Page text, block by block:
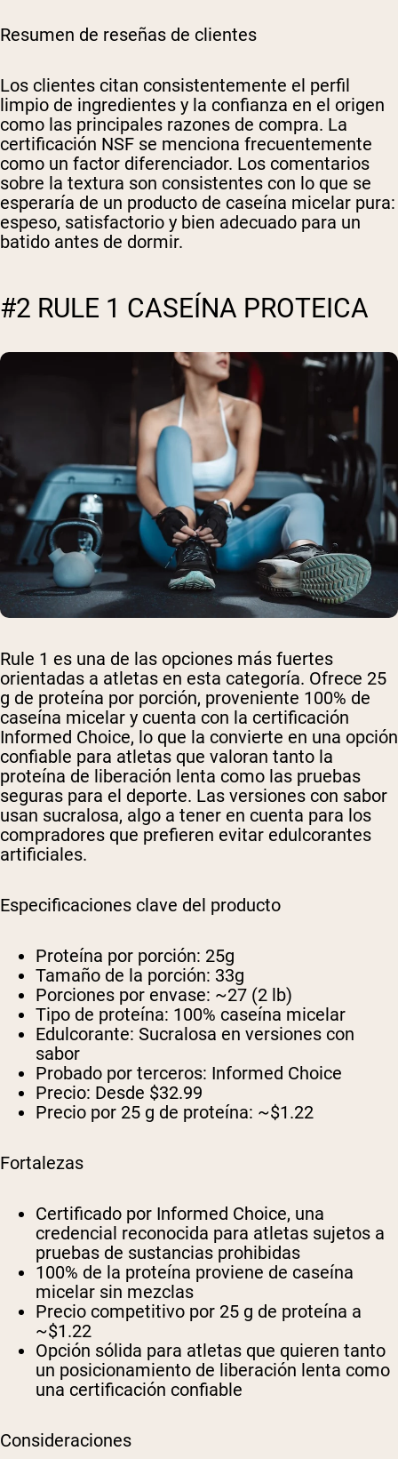
Resumen de reseñas de clientes
Los clientes citan consistentemente el perfil
limpio de ingredientes y la confianza en el origen
como las principales razones de compra. La
certificación NSF se menciona frecuentemente
como un factor diferenciador. Los comentarios
sobre la textura son consistentes con lo que se
esperaría de un producto de caseína micelar pura:
espeso, satisfactorio y bien adecuado para un
batido antes de dormir.
#2 RULE 1 CASEÍNA PROTEICA
Rule 1 es una de las opciones más fuertes
orientadas a atletas en esta categoría. Ofrece 25
g de proteína por porción, proveniente 100% de
caseína micelar y cuenta con la certificación
Informed Choice, lo que la convierte en una opción
confiable para atletas que valoran tanto la
proteína de liberación lenta como las pruebas
seguras para el deporte. Las versiones con sabor
usan sucralosa, algo a tener en cuenta para los
compradores que prefieren evitar edulcorantes
artificiales.
Especificaciones clave del producto
Proteína por porción: 25g
Tamaño de la porción: 33g
Porciones por envase: ~27 (2 lb)
Tipo de proteína: 100% caseína micelar
Edulcorante: Sucralosa en versiones con
sabor
Probado por terceros: Informed Choice
Precio: Desde $32.99
Precio por 25 g de proteína: ~$1.22
Fortalezas
Certificado por Informed Choice, una
credencial reconocida para atletas sujetos a
pruebas de sustancias prohibidas
100% de la proteína proviene de caseína
micelar sin mezclas
Precio competitivo por 25 g de proteína a
~$1.22
Opción sólida para atletas que quieren tanto
un posicionamiento de liberación lenta como
una certificación confiable
Consideraciones